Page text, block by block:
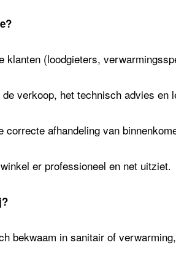
klanten (loodgieters,
verkoop, het technisch advies
correcte afhandeling van
er professioneel en net uitziet.
bekwaam in sanitair of